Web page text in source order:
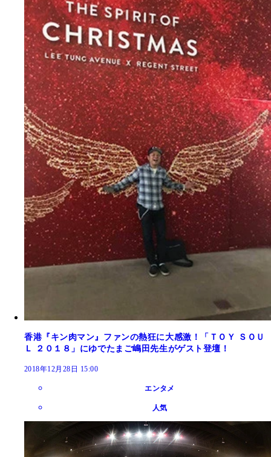
香港『キン肉マン』ファンの熱狂に大感激！「ＴＯＹ ＳＯＵ
Ｌ ２０１８」にゆでたまご嶋田先生がゲスト登壇！
2018年12月28日 15:00
エンタメ
人気